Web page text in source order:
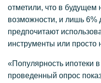
отметили, что в будущем
возможности, и лишь 6%
предпочитают
инструменты или просто
«Популярность ипотеки
проведенный опрос